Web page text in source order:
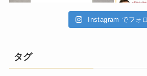
Instagram でフォ
タグ